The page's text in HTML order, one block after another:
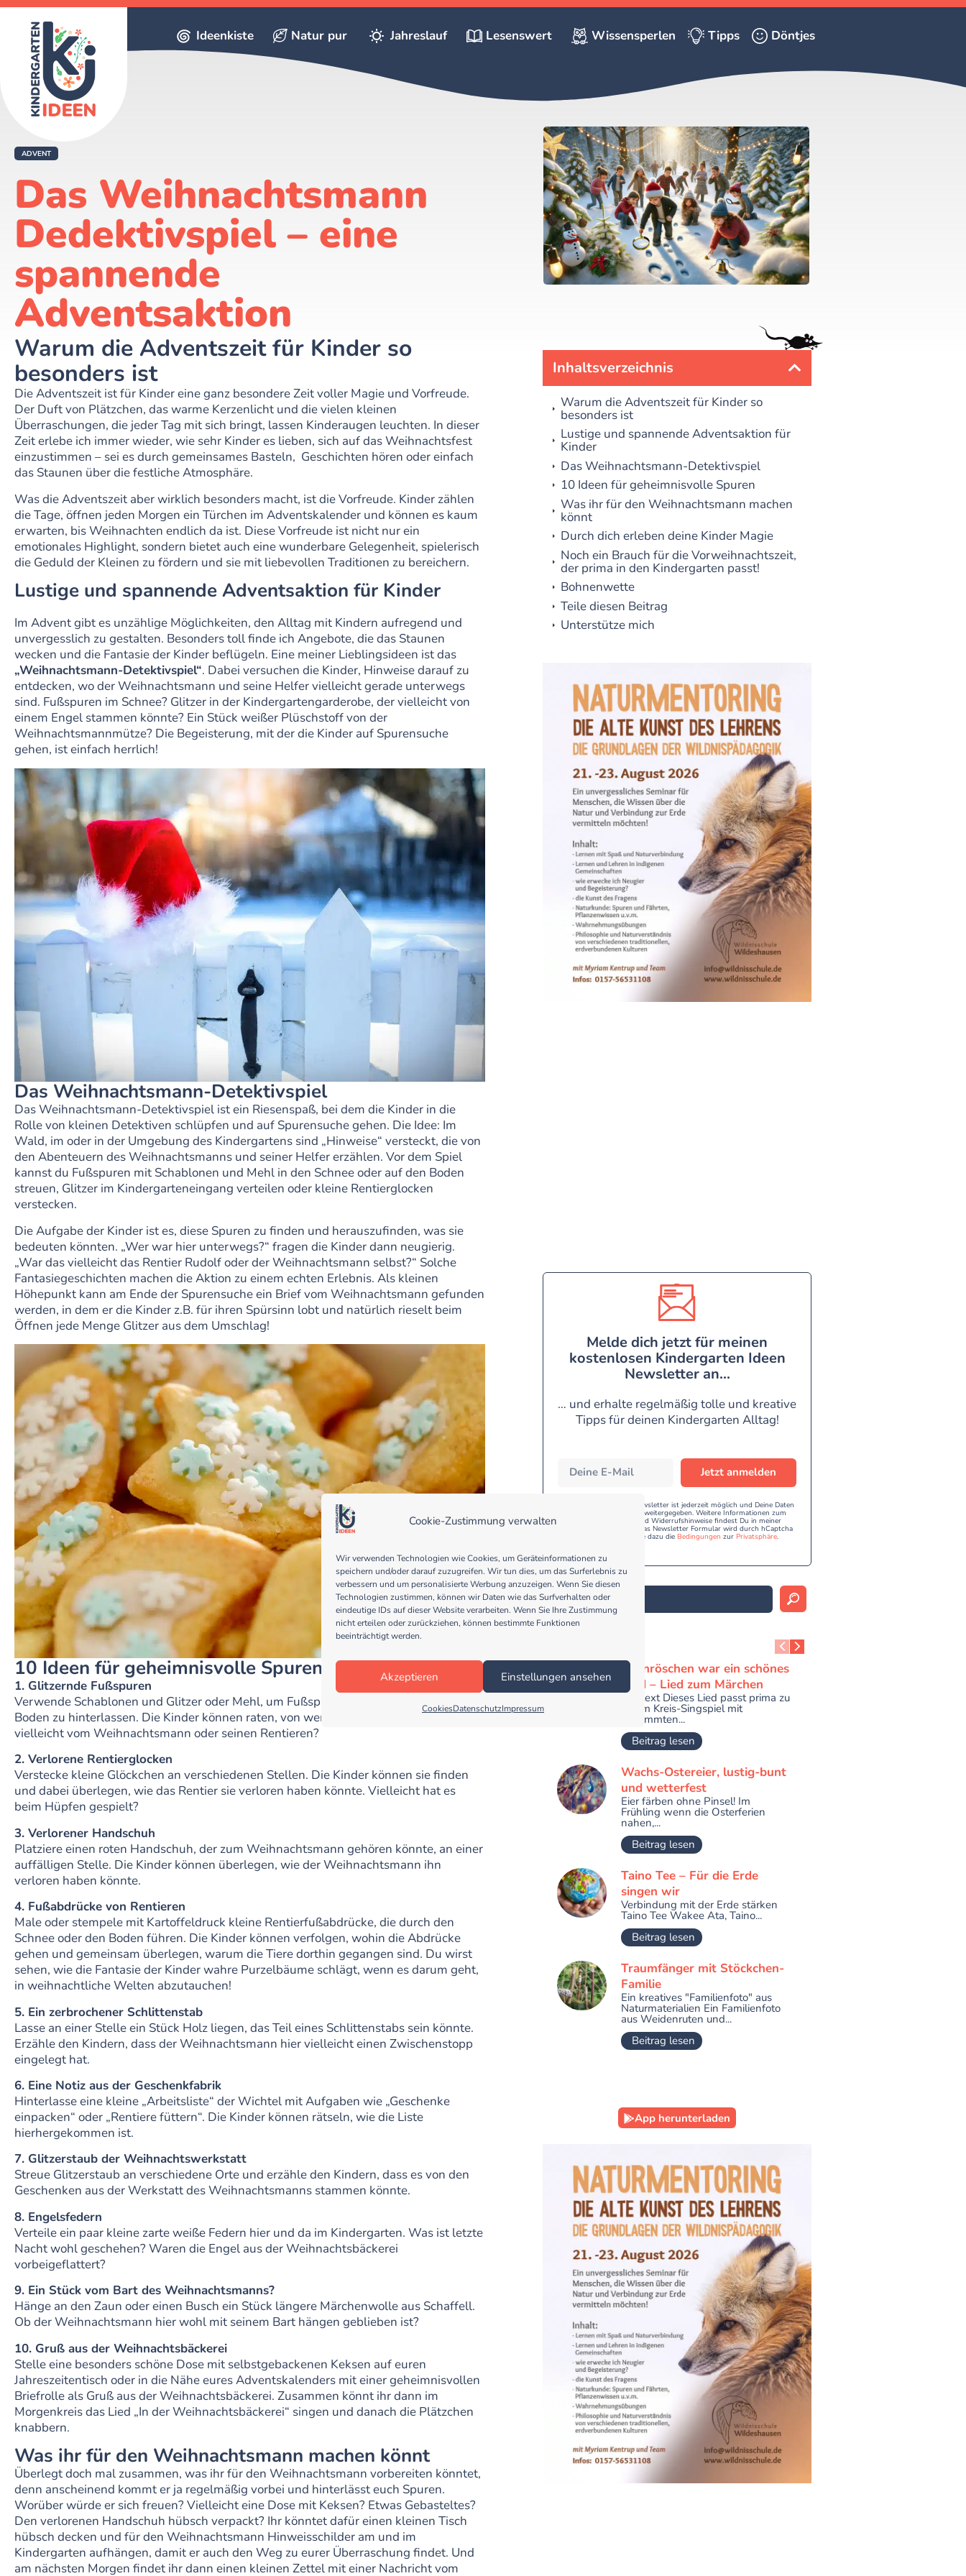
Cookie-Zustimmung verwalten
Wir verwenden Technologien wie Cookies, um Geräteinformationen zu
speichern und/oder darauf zuzugreifen. Wir tun dies, um das Surferlebnis zu
verbessern und um personalisierte Werbung anzuzeigen. Wenn Sie diesen
Technologien zustimmen, können wir Daten wie das Surfverhalten oder
eindeutige IDs auf dieser Website verarbeiten. Wenn Sie Ihre Zustimmung
nicht erteilen oder zurückziehen, können bestimmte Funktionen
beeinträchtigt werden.
Akzeptieren Einstellungen ansehen
CookiesDatenschutzImpressum
Ideenkiste Natur pur Jahreslauf Lesenswert Wissensperlen Tipps Döntjes
ADVENT
Das Weihnachtsmann
Dedektivspiel – eine
spannende
Adventsaktion
Warum die Adventszeit für Kinder so
besonders ist
Die Adventszeit ist für Kinder eine ganz besondere Zeit voller Magie und Vorfreude.
Der Duft von Plätzchen, das warme Kerzenlicht und die vielen kleinen
Überraschungen, die jeder Tag mit sich bringt, lassen Kinderaugen leuchten. In dieser
Zeit erlebe ich immer wieder, wie sehr Kinder es lieben, sich auf das Weihnachtsfest
einzustimmen – sei es durch gemeinsames Basteln, Geschichten hören oder einfach
das Staunen über die festliche Atmosphäre.
Was die Adventszeit aber wirklich besonders macht, ist die Vorfreude. Kinder zählen
die Tage, öffnen jeden Morgen ein Türchen im Adventskalender und können es kaum
erwarten, bis Weihnachten endlich da ist. Diese Vorfreude ist nicht nur ein
emotionales Highlight, sondern bietet auch eine wunderbare Gelegenheit, spielerisch
die Geduld der Kleinen zu fördern und sie mit liebevollen Traditionen zu bereichern.
Lustige und spannende Adventsaktion für Kinder
Im Advent gibt es unzählige Möglichkeiten, den Alltag mit Kindern aufregend und
unvergesslich zu gestalten. Besonders toll finde ich Angebote, die das Staunen
wecken und die Fantasie der Kinder beflügeln. Eine meiner Lieblingsideen ist das
„Weihnachtsmann-Detektivspiel“. Dabei versuchen die Kinder, Hinweise darauf zu
entdecken, wo der Weihnachtsmann und seine Helfer vielleicht gerade unterwegs
sind. Fußspuren im Schnee? Glitzer in der Kindergartengarderobe, der vielleicht von
einem Engel stammen könnte? Ein Stück weißer Plüschstoff von der
Weihnachtsmannmütze? Die Begeisterung, mit der die Kinder auf Spurensuche
gehen, ist einfach herrlich!
Das Weihnachtsmann-Detektivspiel
Das Weihnachtsmann-Detektivspiel ist ein Riesenspaß, bei dem die Kinder in die
Rolle von kleinen Detektiven schlüpfen und auf Spurensuche gehen. Die Idee: Im
Wald, im oder in der Umgebung des Kindergartens sind „Hinweise“ versteckt, die von
den Abenteuern des Weihnachtsmanns und seiner Helfer erzählen. Vor dem Spiel
kannst du Fußspuren mit Schablonen und Mehl in den Schnee oder auf den Boden
streuen, Glitzer im Kindergarteneingang verteilen oder kleine Rentierglocken
verstecken.
Die Aufgabe der Kinder ist es, diese Spuren zu finden und herauszufinden, was sie
bedeuten könnten. „Wer war hier unterwegs?“ fragen die Kinder dann neugierig.
„War das vielleicht das Rentier Rudolf oder der Weihnachtsmann selbst?“ Solche
Fantasiegeschichten machen die Aktion zu einem echten Erlebnis. Als kleinen
Höhepunkt kann am Ende der Spurensuche ein Brief vom Weihnachtsmann gefunden
werden, in dem er die Kinder z.B. für ihren Spürsinn lobt und natürlich rieselt beim
Öffnen jede Menge Glitzer aus dem Umschlag!
10 Ideen für geheimnisvolle Spuren
1. Glitzernde Fußspuren
Verwende Schablonen und Glitzer oder Mehl, um Fußspuren im Schnee oder auf dem
Boden zu hinterlassen. Die Kinder können raten, von wem die Spuren stammen –
vielleicht vom Weihnachtsmann oder seinen Rentieren?
2. Verlorene Rentierglocken
Verstecke kleine Glöckchen an verschiedenen Stellen. Die Kinder können sie finden
und dabei überlegen, wie das Rentier sie verloren haben könnte. Vielleicht hat es
beim Hüpfen gespielt?
3. Verlorener Handschuh
Platziere einen roten Handschuh, der zum Weihnachtsmann gehören könnte, an einer
auffälligen Stelle. Die Kinder können überlegen, wie der Weihnachtsmann ihn
verloren haben könnte.
4. Fußabdrücke von Rentieren
Male oder stempele mit Kartoffeldruck kleine Rentierfußabdrücke, die durch den
Schnee oder den Boden führen. Die Kinder können verfolgen, wohin die Abdrücke
gehen und gemeinsam überlegen, warum die Tiere dorthin gegangen sind. Du wirst
sehen, wie die Fantasie der Kinder wahre Purzelbäume schlägt, wenn es darum geht,
in weihnachtliche Welten abzutauchen!
5. Ein zerbrochener Schlittenstab
Lasse an einer Stelle ein Stück Holz liegen, das Teil eines Schlittenstabs sein könnte.
Erzähle den Kindern, dass der Weihnachtsmann hier vielleicht einen Zwischenstopp
eingelegt hat.
6. Eine Notiz aus der Geschenkfabrik
Hinterlasse eine kleine „Arbeitsliste“ der Wichtel mit Aufgaben wie „Geschenke
einpacken“ oder „Rentiere füttern“. Die Kinder können rätseln, wie die Liste
hierhergekommen ist.
7. Glitzerstaub der Weihnachtswerkstatt
Streue Glitzerstaub an verschiedene Orte und erzähle den Kindern, dass es von den
Geschenken aus der Werkstatt des Weihnachtsmanns stammen könnte.
8. Engelsfedern
Verteile ein paar kleine zarte weiße Federn hier und da im Kindergarten. Was ist letzte
Nacht wohl geschehen? Waren die Engel aus der Weihnachtsbäckerei
vorbeigeflattert?
9. Ein Stück vom Bart des Weihnachtsmanns?
Hänge an den Zaun oder einen Busch ein Stück längere Märchenwolle aus Schaffell.
Ob der Weihnachtsmann hier wohl mit seinem Bart hängen geblieben ist?
10. Gruß aus der Weihnachtsbäckerei
Stelle eine besonders schöne Dose mit selbstgebackenen Keksen auf euren
Jahreszeitentisch oder in die Nähe eures Adventskalenders mit einer geheimnisvollen
Briefrolle als Gruß aus der Weihnachtsbäckerei. Zusammen könnt ihr dann im
Morgenkreis das Lied „In der Weihnachtsbäckerei“ singen und danach die Plätzchen
knabbern.
Was ihr für den Weihnachtsmann machen könnt
Überlegt doch mal zusammen, was ihr für den Weihnachtsmann vorbereiten könntet,
denn anscheinend kommt er ja regelmäßig vorbei und hinterlässt euch Spuren.
Worüber würde er sich freuen? Vielleicht eine Dose mit Keksen? Etwas Gebasteltes?
Den verlorenen Handschuh hübsch verpackt? Ihr könntet dafür einen kleinen Tisch
hübsch decken und für den Weihnachtsmann Hinweisschilder am und im
Kindergarten aufhängen, damit er auch den Weg zu eurer Überraschung findet. Und
am nächsten Morgen findet ihr dann einen kleinen Zettel mit einer Nachricht vom
Inhaltsverzeichnis
Warum die Adventszeit für Kinder so
besonders ist
Lustige und spannende Adventsaktion für
Kinder
Das Weihnachtsmann-Detektivspiel
10 Ideen für geheimnisvolle Spuren
Was ihr für den Weihnachtsmann machen
könnt
Durch dich erleben deine Kinder Magie
Noch ein Brauch für die Vorweihnachtszeit,
der prima in den Kindergarten passt!
Bohnenwette
Teile diesen Beitrag
Unterstütze mich
Melde dich jetzt für meinen
kostenlosen Kindergarten Ideen
Newsletter an...
… und erhalte regelmäßig tolle und kreative
Tipps für deinen Kindergarten Alltag!
Jetzt anmelden
Eine Abmeldung vom Newsletter ist jederzeit möglich und Deine Daten
werden nicht an Dritte weitergegeben. Weitere Informationen zum
Anmeldeverfahren und Widerrufshinweise findest Du in meiner
Datenschutzerklärung. Das Newsletter Formular wird durch hCaptcha
geschützt. Bitte lese dazu die Bedingungen zur Privatsphäre.
Dornröschen war ein schönes
Kind – Lied zum Märchen
Liedtext Dieses Lied passt prima zu
einem Kreis-Singspiel mit
bestimmten...
Beitrag lesen
Wachs-Ostereier, lustig-bunt
und wetterfest
Eier färben ohne Pinsel! Im
Frühling wenn die Osterferien
nahen,...
Beitrag lesen
Taino Tee – Für die Erde
singen wir
Verbindung mit der Erde stärken
Taino Tee Wakee Ata, Taino...
Beitrag lesen
Traumfänger mit Stöckchen-
Familie
Ein kreatives "Familienfoto" aus
Naturmaterialien Ein Familienfoto
aus Weidenruten und...
Beitrag lesen
App herunterladen